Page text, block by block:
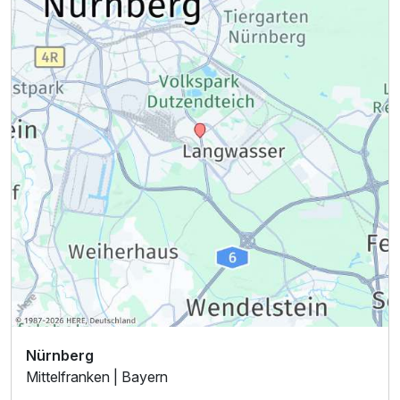
Nürnberg
Mittelfranken | Bayern